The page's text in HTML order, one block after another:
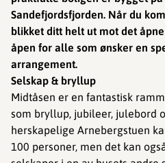
Sandefjordsfjorden. Når du
blikket ditt helt ut mot det
åpen for alle som ønsker en
arrangement.
Selskap & bryllup
Midtåsen er en fantastisk
som bryllup, jubileer, julebord
herskapelige Arnebergstuen
100 personer, men det kan